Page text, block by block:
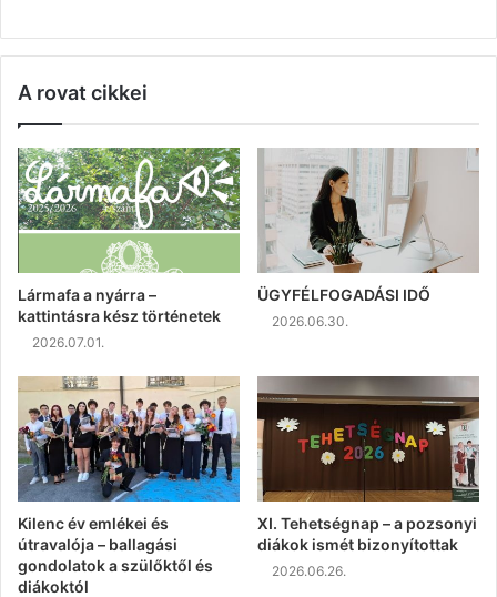
A rovat cikkei
Lármafa a nyárra –
kattintásra kész történetek
2026.07.01.
ÜGYFÉLFOGADÁSI IDŐ
2026.06.30.
Kilenc év emlékei és
útravalója – ballagási
gondolatok a szülőktől és
diákoktól
XI. Tehetségnap – a pozsonyi
diákok ismét bizonyítottak
2026.06.26.